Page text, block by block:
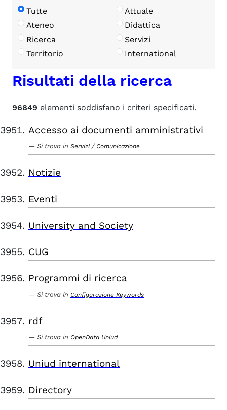
Tutte
Attuale
Ateneo
Didattica
Ricerca
Servizi
Territorio
International
Risultati della ricerca
96849 elementi soddisfano i criteri specificati.
Accesso ai documenti amministrativi
Si trova in Servizi / Comunicazione
Notizie
Eventi
University and Society
CUG
Programmi di ricerca
Si trova in Configurazione Keywords
rdf
Si trova in OpenData Uniud
Uniud international
Directory